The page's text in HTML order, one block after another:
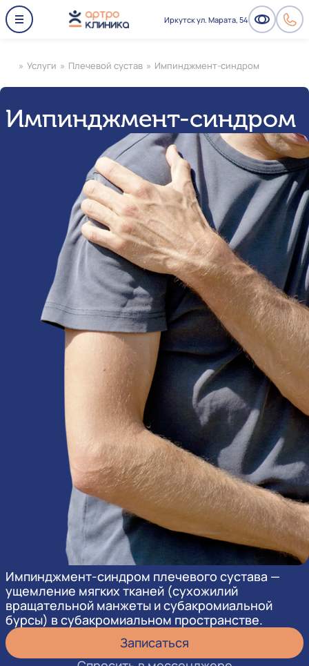
Иркутск ул. Марата, 54
» Услуги » Плечевой сустав » Импинджмент-синдром
Импинджмент-синдром
Импинджмент-синдром плечевого сустава —
ущемление мягких тканей (сухожилий
вращательной манжеты и субакромиальной
бурсы) в субакромиальном пространстве.
Записаться